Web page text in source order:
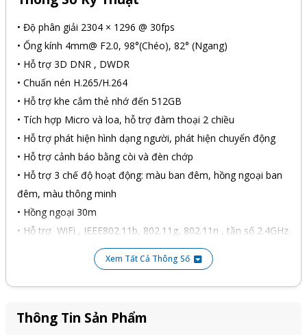
Thông Tin Sản Phẩm
• Độ phân giải 2304 × 1296 @ 30fps
• Ống kính 4mm@ F2.0, 98°(Chéo), 82° (Ngang)
• Hỗ trợ 3D DNR , DWDR
• Chuấn nén H.265/H.264
• Hỗ trợ khe cắm thẻ nhớ đến 512GB
• Tích hợp Micro và loa, hỗ trợ đàm thoại 2 chiều
• Hỗ trợ phát hiện hình dạng người, phát hiện chuyển động
• Hỗ trợ cảnh báo bằng còi và đèn chớp
• Hỗ trợ 3 chế độ hoạt động: màu ban đêm, hồng ngoại ban
đêm, màu thông minh
• Hồng ngoại 30m
• Hỗ trợ WiFi , IEEE802.11b, 802.11g, 802.11n , tần số 2.4GHz
• Hỗ trợ WiFi + cài đặt WiFi thông minh với phần mềm EZVIZ
- quá trình cài đặt chỉ mất vài phút với người lần đầu sử dụng
• Tiêu chuẩn IP67
Xem Tất Cả Thông Số